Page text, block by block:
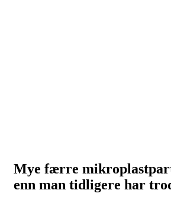
Mye færre
enn man tidligere har